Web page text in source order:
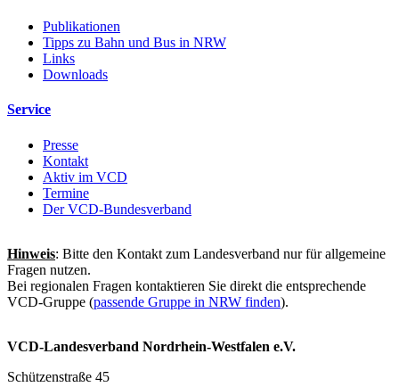
Publikationen
Tipps zu Bahn und Bus in NRW
Links
Downloads
Service
Presse
Kontakt
Aktiv im VCD
Termine
Der VCD-Bundesverband
Hinweis: Bitte den Kontakt zum Landesverband nur für allgemeine
Fragen nutzen.
Bei regionalen Fragen kontaktieren Sie direkt die entsprechende
VCD-Gruppe (passende Gruppe in NRW finden).
VCD-Landesverband Nordrhein-Westfalen e.V.
Schützenstraße 45